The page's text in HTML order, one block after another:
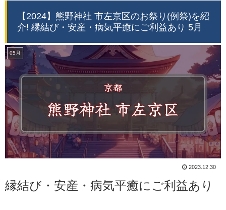
【2024】熊野神社 市左京区のお祭り(例祭)を紹
介! 縁結び・安産・病気平癒にご利益あり 5月
05月
2023.12.30
縁結び・安産・病気平癒にご利益あり